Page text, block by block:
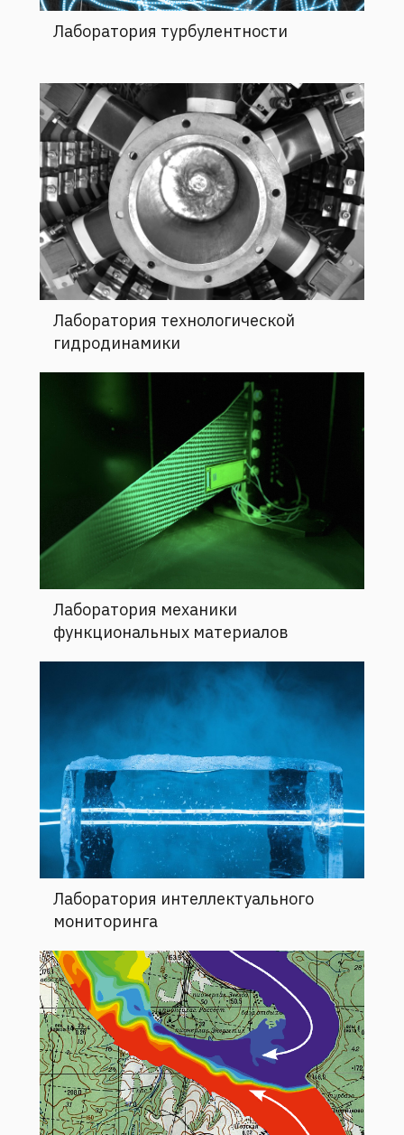
Лаборатория турбулентности
Лаборатория технологической
гидродинамики
Лаборатория механики
функциональных материалов
Лаборатория интеллектуального
мониторинга